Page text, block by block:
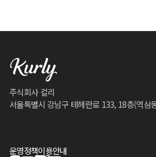
주식회사 컬리
서울특별시 강남구 테헤란로 133, 18층(역삼
운영정책이용안내